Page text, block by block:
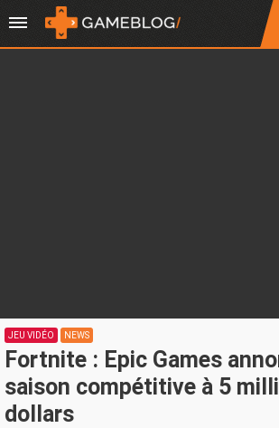
JEU VIDÉO NEWS
Fortnite : Epic Games
saison compétitive à 5
dollars